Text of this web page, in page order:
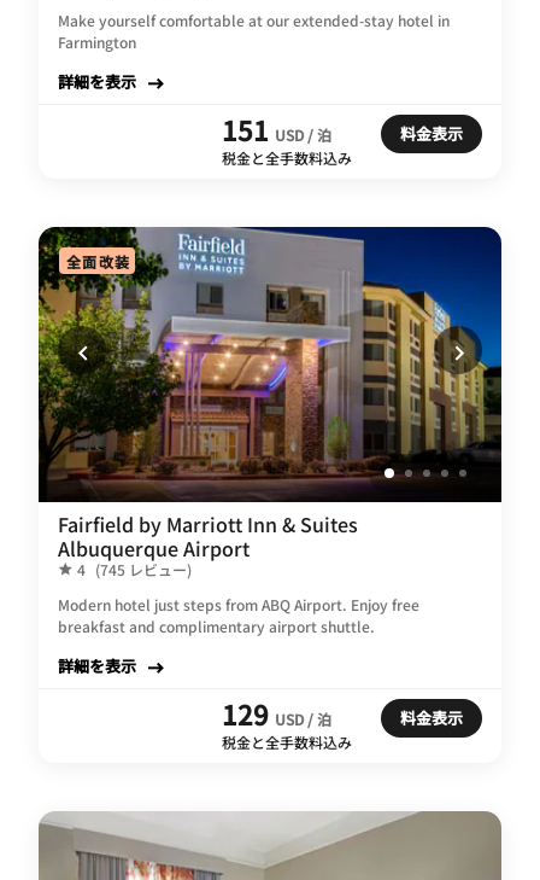
Make yourself comfortable at our extended-stay hotel in
Farmington
詳細を表示
151 USD / 泊
税金と全手数料込み
料金表示
全面改装
Fairfield by Marriott Inn & Suites
Albuquerque Airport
4 (745 レビュー)
Modern hotel just steps from ABQ Airport. Enjoy free
breakfast and complimentary airport shuttle.
詳細を表示
129 USD / 泊
税金と全手数料込み
料金表示